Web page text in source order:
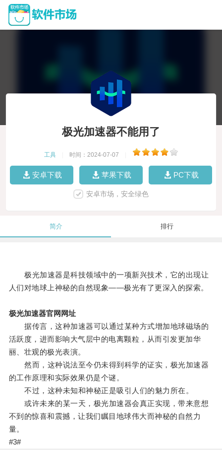
极光加速器不能用了
工具 时间：2024-07-07
安卓下载 苹果下载 PC下载
安卓市场，安全绿色
简介 排行
极光加速器是科技领域中的一项新兴技术，它的出现让
人们对地球上神秘的自然现象——极光有了更深入的探索。
极光加速器官网网址
据传言，这种加速器可以通过某种方式增加地球磁场的
活跃度，进而影响大气层中的电离颗粒，从而引发更加华
丽、壮观的极光表演。
然而，这种说法至今仍未得到科学的证实，极光加速器
的工作原理和实际效果仍是个谜。
不过，这种未知和神秘正是吸引人们的魅力所在。
或许未来的某一天，极光加速器会真正实现，带来意想
不到的惊喜和震撼，让我们瞩目地球伟大而神秘的自然力
量。
#3#